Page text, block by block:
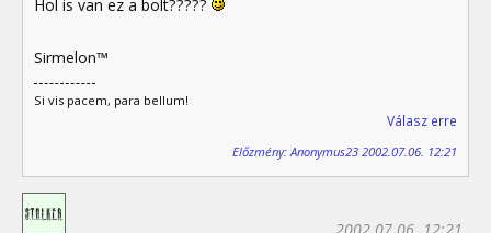
Hol is van ez a bolt?????
Sirmelon™
Si vis pacem, para bellum!
Válasz erre
Előzmény: Anonymus23 2002.07.06. 12:21